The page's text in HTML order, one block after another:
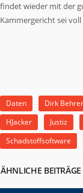
findet wieder mit der
Kammergericht sei
Daten Dirk
HJacker
Justiz
Schadstoffsoftware
ÄHNLICHE BEITRÄGE